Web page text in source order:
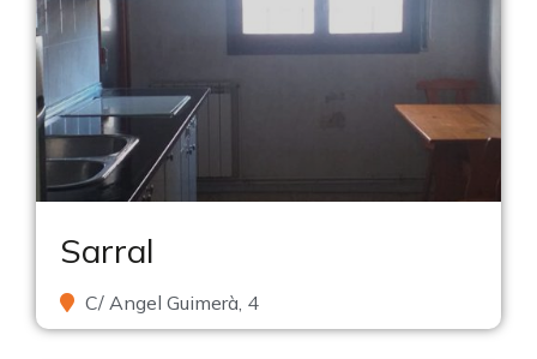
Sarral
C/ Angel Guimerà, 4